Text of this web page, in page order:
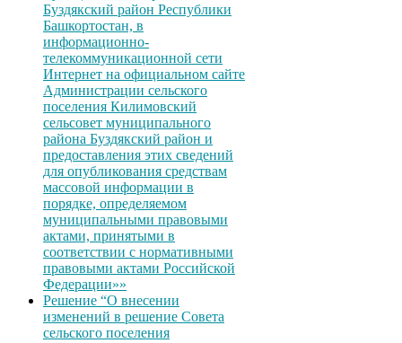
Буздякский район Республики
Башкортостан, в
информационно-
телекоммуникационной сети
Интернет на официальном сайте
Администрации сельского
поселения Килимовский
сельсовет муниципального
района Буздякский район и
предоставления этих сведений
для опубликования средствам
массовой информации в
порядке, определяемом
муниципальными правовыми
актами, принятыми в
соответствии с нормативными
правовыми актами Российской
Федерации»»
Решение “О внесении
изменений в решение Совета
сельского поселения